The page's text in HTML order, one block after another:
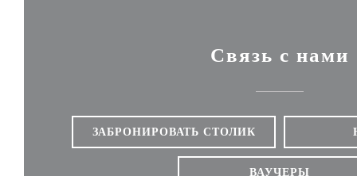
Связь с нами
ЗАБРОНИРОВАТЬ СТОЛИК
ВАУЧЕРЫ